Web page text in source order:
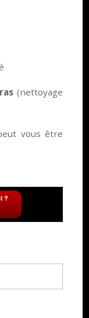
(nettoyage
vous être